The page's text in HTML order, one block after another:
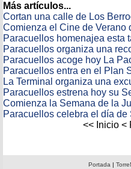
Más artículos...
Cortan una calle de Los
Comienza el Cine de Verano
Paracuellos homenajea esta
Paracuellos organiza una
Paracuellos acoge hoy La
Paracuellos entra en el Plan
La Terminal organiza una
Paracuellos estrena hoy su
Comienza la Semana de la
Paracuellos celebra el día de
<< Inicio <
Portada |